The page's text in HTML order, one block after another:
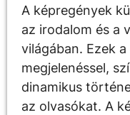
A képregények
az irodalom és a
világában. Ezek
megjelenéssel,
dinamikus
az olvasókat. A